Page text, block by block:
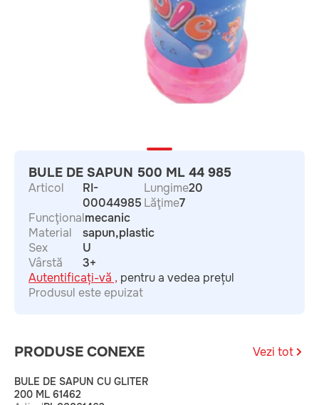
BULE DE SAPUN 500 ML 44 985
Articol
RI-
00044985
Funcţionalmecanic
Material
sapun,plastic
Sex
U
Vârstă
3+
Lungime20
Lăţime7
Autentificați-vă , pentru a vedea prețul
Produsul este epuizat
PRODUSE CONEXE Vezi tot
BULE DE SAPUN CU GLITER
200 ML 61462